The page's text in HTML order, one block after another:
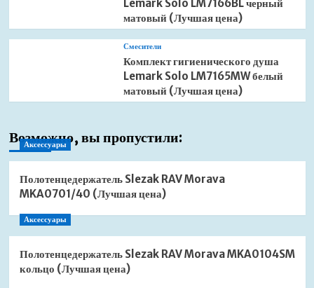
Lemark Solo LM7166BL черный
матовый (Лучшая цена)
Смесители
Комплект гигиенического душа
Lemark Solo LM7165MW белый
матовый (Лучшая цена)
Возможно, вы пропустили:
Аксессуары
Полотенцедержатель Slezak RAV Morava
MKA0701/40 (Лучшая цена)
Аксессуары
Полотенцедержатель Slezak RAV Morava MKA0104SM
кольцо (Лучшая цена)